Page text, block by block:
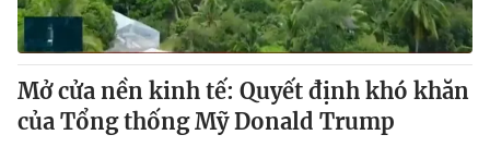
Mở cửa nền kinh tế: Quyết định khó khăn
của Tổng thống Mỹ Donald Trump